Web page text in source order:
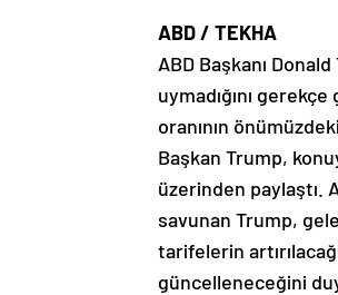
ABD / TEKHA
ABD Başkanı
uymadığını
oranının
Başkan Trump,
üzerinden paylaştı.
savunan Trump,
tarifelerin
güncelleneceğini